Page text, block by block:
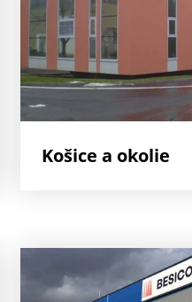
Košice a okolie